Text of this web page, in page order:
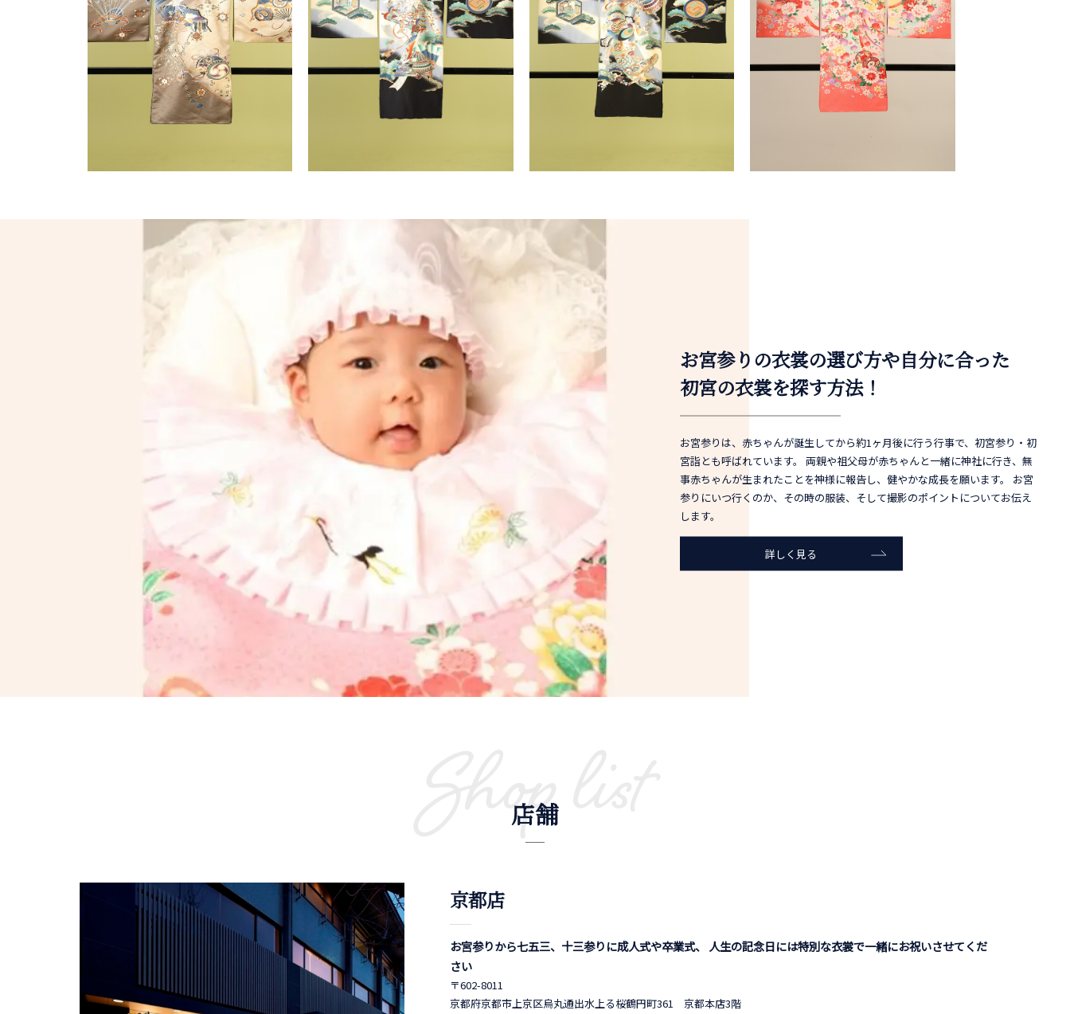
お宮参りの衣裳の選び方や自分に合った
初宮の衣裳を探す方法！
お宮参りは、赤ちゃんが誕生してから約1ヶ月後に行う行事で、初宮参り・初
宮詣とも呼ばれています。 両親や祖父母が赤ちゃんと一緒に神社に行き、無
事赤ちゃんが生まれたことを神様に報告し、健やかな成長を願います。 お宮
参りにいつ行くのか、その時の服装、そして撮影のポイントについてお伝え
します。
詳しく見る
Shop list
店舗
京都店
お宮参りから七五三、十三参りに成人式や卒業式、 人生の記念日には特別な衣裳で一緒にお祝いさせてくだ
さい
〒602-8011
京都府京都市上京区烏丸通出水上る桜鶴円町361 京都本店3階